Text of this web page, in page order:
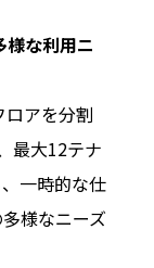
様な利用ニ
アを分割
最大12テナ
一時的な仕
様なニーズ